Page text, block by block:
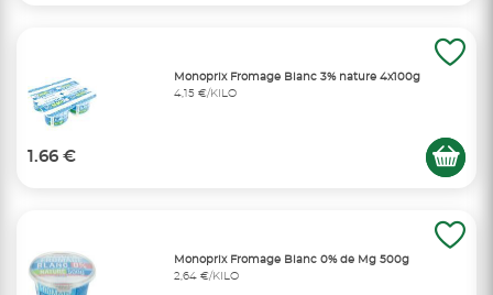
Monoprix Fromage Blanc 3% nature 4x100g
4,15 €/KILO
1.66 €
Monoprix Fromage Blanc 0% de Mg 500g
2,64 €/KILO